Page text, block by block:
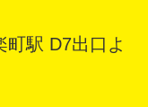
駅 D7出口よ